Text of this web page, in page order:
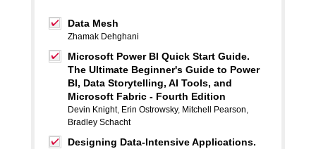
Data Mesh
Zhamak Dehghani
Microsoft Power BI Quick Start Guide.
The Ultimate Beginner's Guide to Power
BI, Data Storytelling, AI Tools, and
Microsoft Fabric - Fourth Edition
Devin Knight, Erin Ostrowsky, Mitchell Pearson,
Bradley Schacht
Designing Data-Intensive Applications.